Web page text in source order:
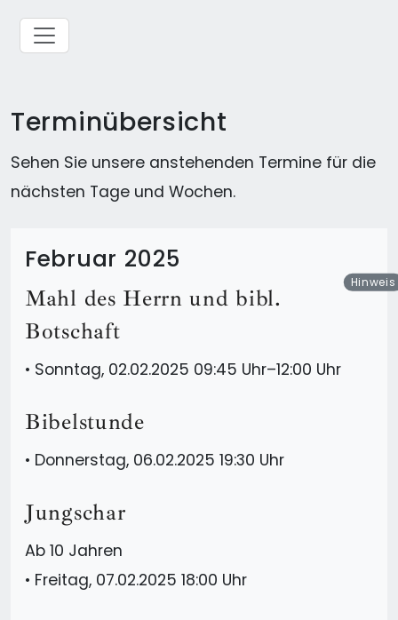
Terminübersicht
Sehen Sie unsere anstehenden Termine für die
nächsten Tage und Wochen.
Februar 2025
Mahl des Herrn und bibl.
Botschaft
Hinweis
• Sonntag, 02.02.2025 09:45 Uhr–12:00 Uhr
Bibelstunde
• Donnerstag, 06.02.2025 19:30 Uhr
Jungschar
Ab 10 Jahren
• Freitag, 07.02.2025 18:00 Uhr